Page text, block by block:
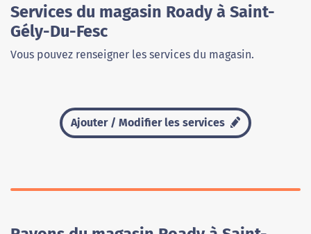
Services du magasin Roady à Saint-
Gély-Du-Fesc
Vous pouvez renseigner les services du magasin.
Ajouter / Modifier les services